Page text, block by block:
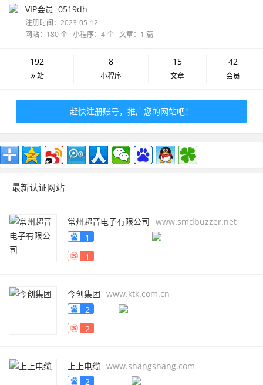
VIP会员 0519dh
注册时间：2023-05-12
网站：180 个 小程序：4 个 文章：1 篇
192
网站
8
小程序
15
文章
42
会员
赶快注册账号，推广您的网站吧！
最新认证网站
常州超音电子有限公司 www.smdbuzzer.net
1
1
今创集团 www.ktk.com.cn
2
2
上上电缆 www.shangshang.com
2